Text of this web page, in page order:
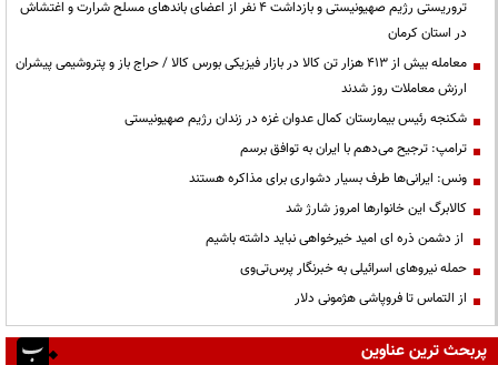
تروریستی رژیم صهیونیستی و بازداشت ۴ نفر از اعضای باندهای مسلح شرارت و اغتشاش
در استان کرمان
معامله بیش از ۴۱۳ هزار تن کالا در بازار فیزیکی بورس کالا / حراج باز و پتروشیمی پیشران
ارزش معاملات روز شدند
شکنجه رئیس بیمارستان کمال عدوان غزه در زندان رژیم صهیونیستی
ترامپ: ترجیح می‌دهم با ایران به توافق برسم
ونس: ایرانی‌ها طرف بسیار دشواری برای مذاکره هستند
کالابرگ این خانوارها امروز شارژ شد
از دشمن ذره ای امید خیرخواهی نباید داشته باشیم
حمله نیروهای اسرائیلی به خبرنگار پرس‌تی‌وی
از التماس تا فروپاشی هژمونی دلار
پربحث ترین عناوین